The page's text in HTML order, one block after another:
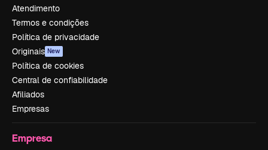
Atendimento
Termos e condições
Política de privacidade
Originais New
Política de cookies
Central de confiabilidade
Afiliados
Empresas
Empresa